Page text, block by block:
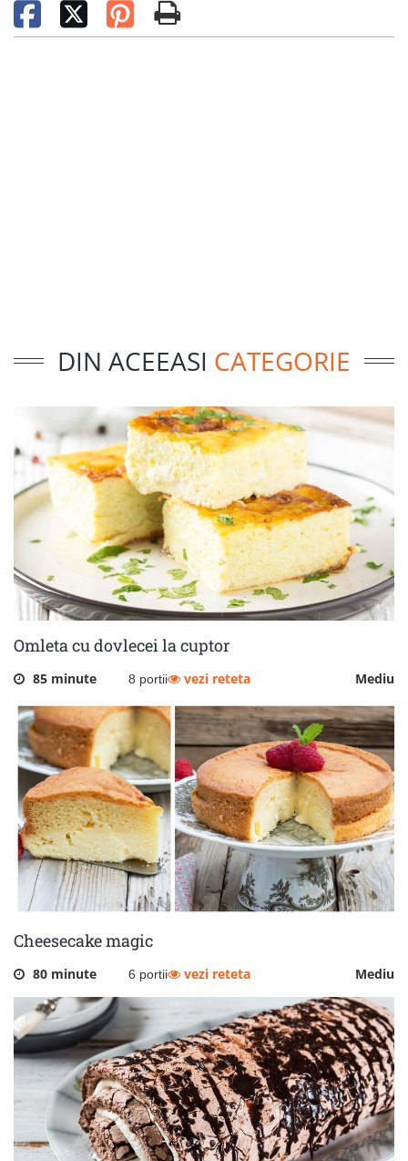
DIN ACEEASI CATEGORIE
Omleta cu dovlecei la cuptor
85 minute 8 portii Mediu
vezi reteta
Cheesecake magic
80 minute 6 portii Mediu
vezi reteta